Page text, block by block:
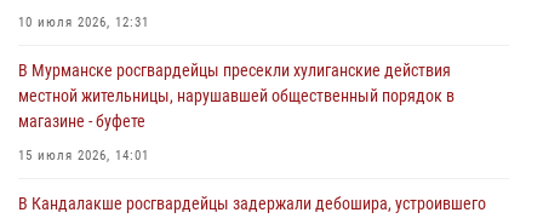
В Управлении Росгвардии по Мурманской области состоялось
равноапостольного великого князя Владимира
29 июля 2026, 12:17 4
10 июля 2026, 12:31
В Мурманске росгвардейцы пресекли хулиганские действия
местной жительницы, нарушавшей общественный порядок в
магазине - буфете
15 июля 2026, 14:01
В Кандалакше росгвардейцы задержали дебошира, устроившего